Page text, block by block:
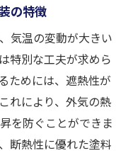
る最新技術の活用
持ちさせる技術
塗装の役割
の特徴
気温の変動が大きい
特別な工夫が求めら
ためには、遮熱性が
れにより、外気の熱
を防ぐことができま
断熱性に優れた塗料